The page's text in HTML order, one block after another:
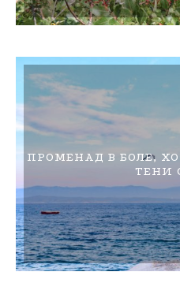
ПРОМЕНАД В БОЛЕ,
ТЕНИ